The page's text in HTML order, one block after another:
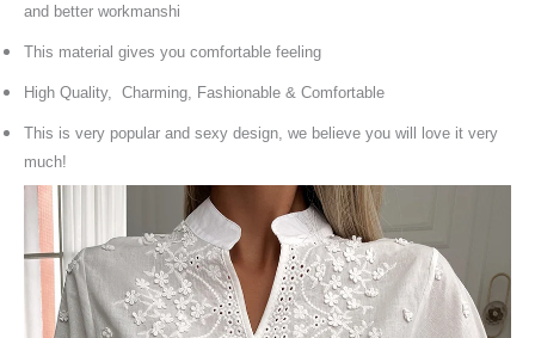
and better workmanshi
This material gives you comfortable feeling
High Quality, Charming, Fashionable & Comfortable
This is very popular and sexy design, we believe you will love it very
much!